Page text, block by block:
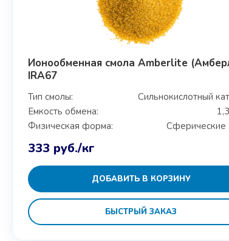
Ионообменная смола Amberlite
IRA67
Тип смолы:
Сильнокислотный
Емкость обмена:
Физическая форма:
Сферические
333 руб./кг
ДОБАВИТЬ В КОРЗИНУ
БЫСТРЫЙ ЗАКАЗ